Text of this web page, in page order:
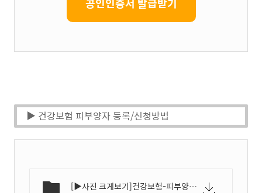
공인인증서 발급받기
▶ 건강보험 피부양자 등록/신청방법
[▶사진 크게보기]건강보험-피부양자-자격신청-등록-가입방법-01.webp